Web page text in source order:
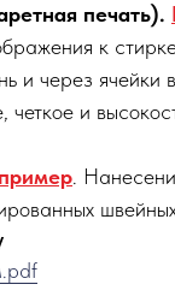
печать).
к
и через
четкое и
.